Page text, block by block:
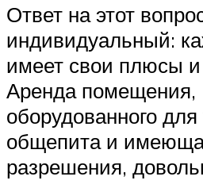
Ответ на этот
индивидуальный:
имеет свои плюсы
Аренда помещения,
оборудованного для
общепита и
разрешения,